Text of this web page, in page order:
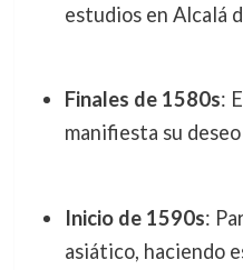
estudios en Alcalá
Finales de 1580s:
manifiesta su
Inicio de 1590s:
asiático, haciendo